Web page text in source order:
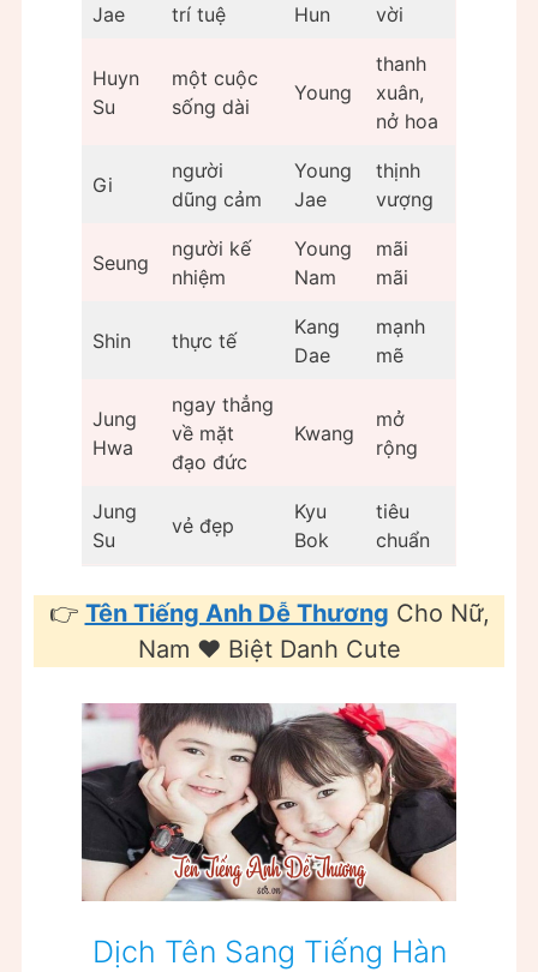
Jae
trí tuệ
Hun
vời
Huyn
Su
một cuộc
sống dài
Young
thanh
xuân,
nở hoa
Gi
người
dũng cảm
Young
Jae
thịnh
vượng
Seung
người kế
nhiệm
Young
Nam
mãi
mãi
Shin thực tế
Kang
Dae
mạnh
mẽ
Jung
Hwa
ngay thẳng
về mặt
đạo đức
Kwang
mở
rộng
Jung
Su
vẻ đẹp
Kyu
Bok
tiêu
chuẩn
👉 Tên Tiếng Anh Dễ Thương Cho Nữ,
Nam ❤️️ Biệt Danh Cute
Dịch Tên Sang Tiếng Hàn